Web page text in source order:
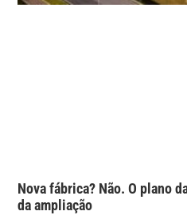
Nova fábrica? Não. O plano
da ampliação